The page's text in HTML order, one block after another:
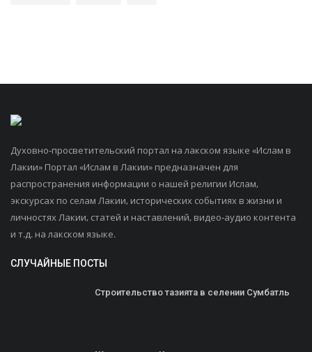
Духовно-просветительский портал на лакском языке «Ислам в
Лакии» Портал «Ислам в Лакии» предназначен для
распространения информации о нашей религии Ислам,
экскурсах по селам Лакии, исторических событиях в жизни и
личностях Лакии, статей и наставлений, видео-аудио контента
и т.д. на лакском языке.
СЛУЧАЙНЫЕ ПОСТЫ
Строительство тазията в селении Сумбатль